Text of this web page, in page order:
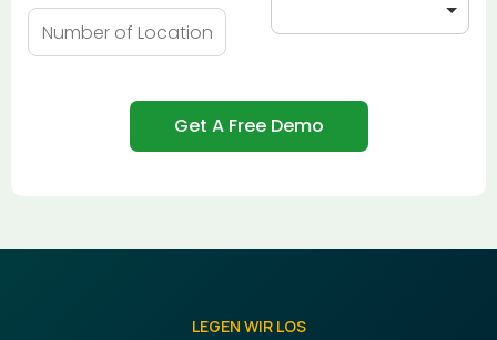
LEGEN WIR LOS